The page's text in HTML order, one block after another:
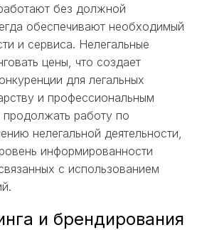
без должной
обеспечивают необходимый
и сервиса. Нелегальные
цены, что создает
для легальных
и профессиональным
работу по
нелегальной деятельности,
информированности
с использованием
и брендирования